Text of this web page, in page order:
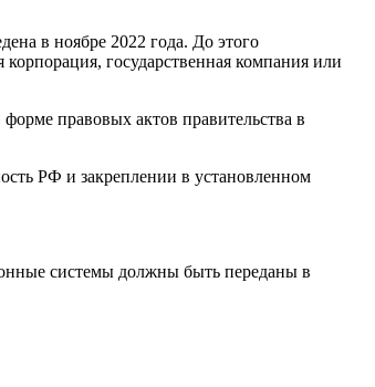
в ноябре 2022 года. До этого
государственная компания или
правовых актов правительства в
РФ и закреплении в установленном
системы должны быть переданы в